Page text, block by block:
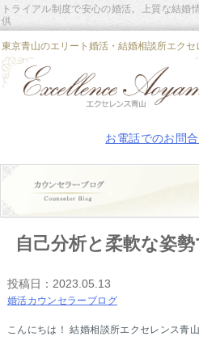
東京青山のエリート婚活・結婚相談所エクセ
トライアル制度で安心の婚活。上質な結婚
供
お電話でのお問
自己分析と柔軟な姿
投稿日： 2023.05.13
婚活カウンセラーブログ
こんにちは！ 結婚相談所エクセレンス青